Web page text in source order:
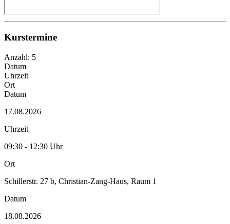
Kurstermine
Anzahl: 5
Datum
Uhrzeit
Ort
Datum
17.08.2026
Uhrzeit
09:30 - 12:30 Uhr
Ort
Schillerstr. 27 b, Christian-Zang-Haus, Raum 1
Datum
18.08.2026